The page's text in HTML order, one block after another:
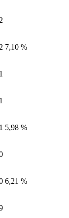
7,10 %
5,98 %
6,21 %